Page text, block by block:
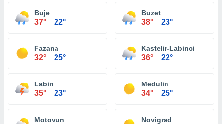
Buje
37° 22°
Buzet
38° 23°
Fazana
32° 25°
Kastelir-Labinci
36° 22°
Labin
35° 23°
Medulin
34° 25°
Motovun Novigrad